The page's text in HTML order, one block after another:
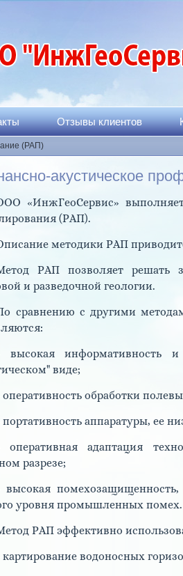
Отзывы клиентов
(РАП)
акустическое
«ИнжГеоСервис» выполняет
(РАП).
методики РАП
РАП позволяет решать
и разведочной геологии.
сравнению с другими
высокая информативность и
виде;
оперативность обработки
портативность аппаратуры, ее
оперативная адаптация
разрезе;
высокая
уровня промышленных помех.
РАП эффективно
картирование водоносных